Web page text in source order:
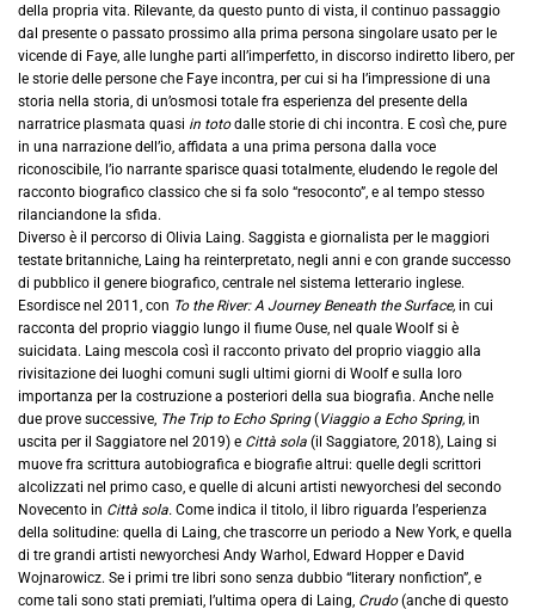
della propria vita. Rilevante, da questo punto di vista, il continuo passaggio
dal presente o passato prossimo alla prima persona singolare usato per le
vicende di Faye, alle lunghe parti all’imperfetto, in discorso indiretto libero, per
le storie delle persone che Faye incontra, per cui si ha l’impressione di una
storia nella storia, di un’osmosi totale fra esperienza del presente della
narratrice plasmata quasi in totodalle storie di chi incontra. E così che, pure
in una narrazione dell’io, affidata a una prima persona dalla voce
riconoscibile, l’io narrante sparisce quasi totalmente, eludendo le regole del
racconto biografico classico che si fa solo “resoconto”, e al tempo stesso
rilanciandone la sfida.
Diverso è il percorso di Olivia Laing. Saggista e giornalista per le maggiori
testate britanniche, Laing ha reinterpretato, negli anni e con grande successo
di pubblico il genere biografico, centrale nel sistema letterario inglese.
Esordisce nel 2011, con To the River: A Journey Beneath the Surface, in cui
racconta del proprio viaggio lungo il fiume Ouse, nel quale Woolf si è
suicidata. Laing mescola così il racconto privato del proprio viaggio alla
rivisitazione dei luoghi comuni sugli ultimi giorni di Woolf e sulla loro
importanza per la costruzione a posteriori della sua biografia. Anche nelle
due prove successive, The Trip to Echo Spring(Viaggio a Echo Spring, in
uscita per il Saggiatore nel 2019) e Città sola (il Saggiatore, 2018), Laing si
muove fra scrittura autobiografica e biografie altrui: quelle degli scrittori
alcolizzati nel primo caso, e quelle di alcuni artisti newyorchesi del secondo
Novecento in Città sola. Come indica il titolo, il libro riguarda l’esperienza
della solitudine: quella di Laing, che trascorre un periodo a New York, e quella
di tre grandi artisti newyorchesi Andy Warhol, Edward Hopper e David
Wojnarowicz. Se i primi tre libri sono senza dubbio “literary nonfiction”, e
come tali sono stati premiati, l’ultima opera di Laing, Crudo(anche di questo